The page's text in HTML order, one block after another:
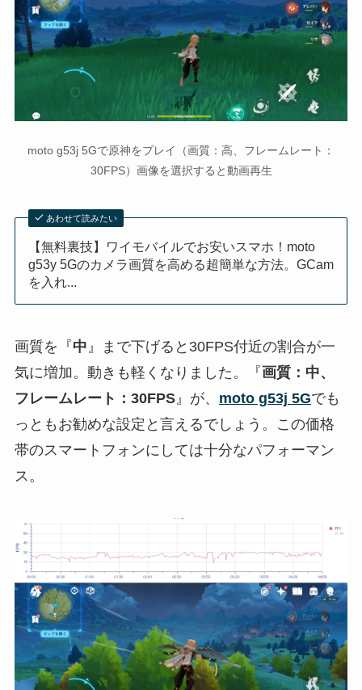
moto g53j 5Gで原神をプレイ（画質：高、フレームレート：
30FPS）画像を選択すると動画再生
あわせて読みたい
【無料裏技】ワイモバイルでお安いスマホ！moto
g53y 5Gのカメラ画質を高める超簡単な方法。GCam
を入れ...
画質を『中 』まで下げると30FPS付近の割合が一
気に増加。動きも軽くなりました。『画質：中、
フレームレート：30FPS』が、 moto g53j 5Gでも
っともお勧めな設定と言えるでしょう。この価格
帯のスマートフォンにしては十分なパフォーマン
ス。